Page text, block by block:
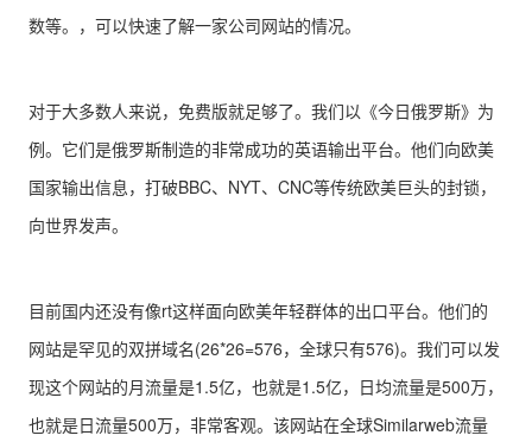
数等。，可以快速了解一家公司网站的情况。
对于大多数人来说，免费版就足够了。我们以《今日俄罗斯》为
例。它们是俄罗斯制造的非常成功的英语输出平台。他们向欧美
国家输出信息，打破BBC、NYT、CNC等传统欧美巨头的封锁，
向世界发声。
目前国内还没有像rt这样面向欧美年轻群体的出口平台。他们的
网站是罕见的双拼域名(26*26=576，全球只有576)。我们可以发
现这个网站的月流量是1.5亿，也就是1.5亿，日均流量是500万，
也就是日流量500万，非常客观。该网站在全球Similarweb流量